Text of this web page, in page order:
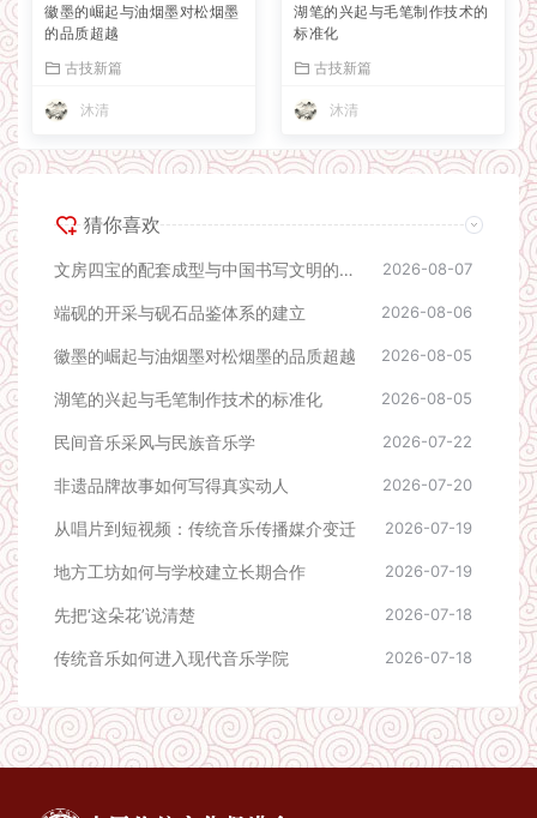
徽墨的崛起与油烟墨对松烟墨
的品质超越
古技新篇
沐清
湖笔的兴起与毛笔制作技术的
标准化
古技新篇
沐清
猜你喜欢
文房四宝的配套成型与中国书写文明的完整闭环 2026-08-07
端砚的开采与砚石品鉴体系的建立 2026-08-06
徽墨的崛起与油烟墨对松烟墨的品质超越 2026-08-05
湖笔的兴起与毛笔制作技术的标准化 2026-08-05
民间音乐采风与民族音乐学 2026-07-22
非遗品牌故事如何写得真实动人 2026-07-20
从唱片到短视频：传统音乐传播媒介变迁 2026-07-19
地方工坊如何与学校建立长期合作 2026-07-19
先把‘这朵花’说清楚 2026-07-18
传统音乐如何进入现代音乐学院 2026-07-18